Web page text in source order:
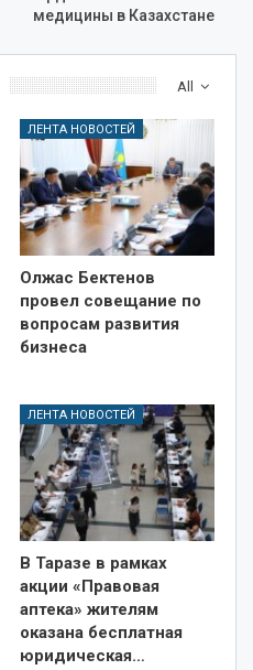
медицины в Казахстане
All
ЛЕНТА НОВОСТЕЙ
Олжас Бектенов
провел совещание по
вопросам развития
бизнеса
ЛЕНТА НОВОСТЕЙ
В Таразе в рамках
акции «Правовая
аптека» жителям
оказана бесплатная
юридическая…